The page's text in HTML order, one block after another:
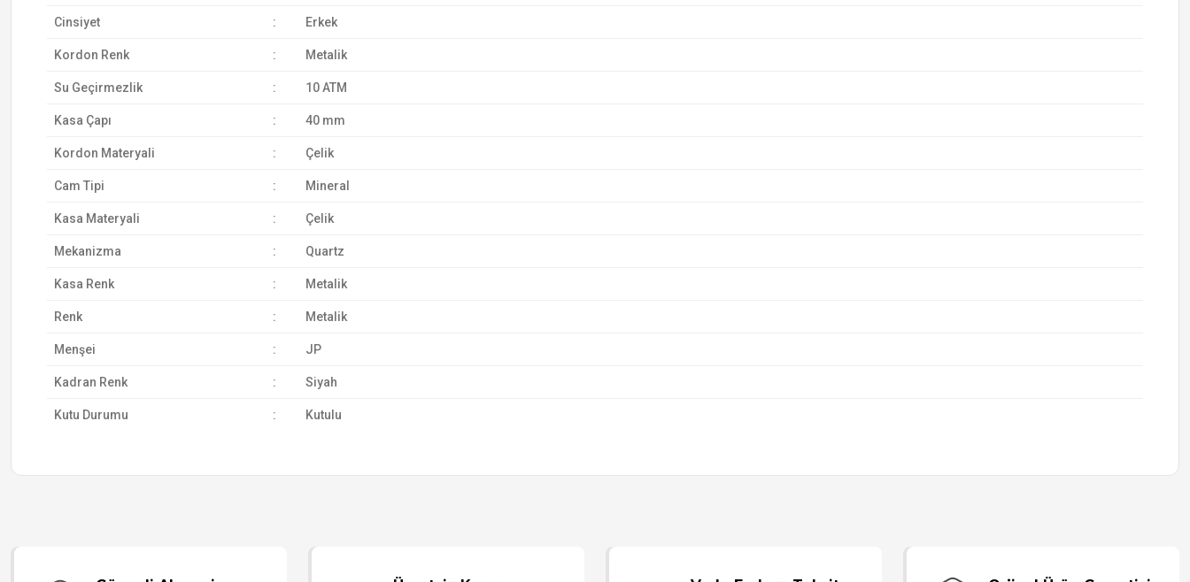
Cinsiyet : Erkek
Kordon Renk : Metalik
Su Geçirmezlik : 10 ATM
Kasa Çapı : 40 mm
Kordon Materyali : Çelik
Cam Tipi : Mineral
Kasa Materyali : Çelik
Mekanizma : Quartz
Kasa Renk : Metalik
Renk : Metalik
Menşei : JP
Kadran Renk : Siyah
Kutu Durumu : Kutulu